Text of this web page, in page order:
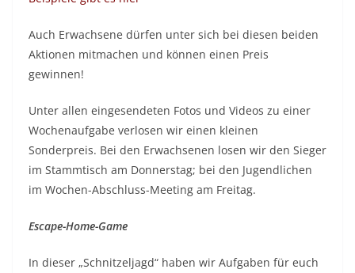
Auch Erwachsene dürfen unter sich bei diesen beiden
Aktionen mitmachen und können einen Preis
gewinnen!
Unter allen eingesendeten Fotos und Videos zu einer
Wochenaufgabe verlosen wir einen kleinen
Sonderpreis. Bei den Erwachsenen losen wir den Sieger
im Stammtisch am Donnerstag; bei den Jugendlichen
im Wochen-Abschluss-Meeting am Freitag.
Escape-Home-Game
In dieser „Schnitzeljagd“ haben wir Aufgaben für euch